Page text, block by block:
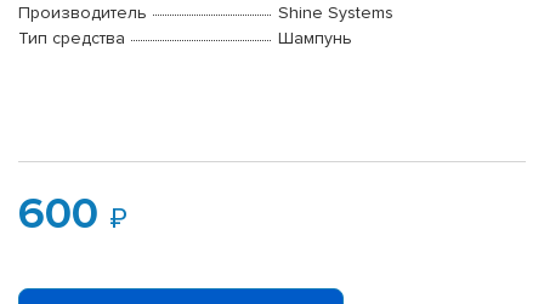
Производитель
Shine Systems
Тип средства
Шампунь
600